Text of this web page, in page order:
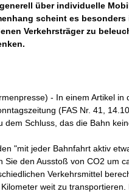
über individuelle
scheint es
Verkehrsträger zu
- In einem Artikel in
(FAS Nr. 41,
Schluss, das die Bahn
"mit jeder Bahnfahrt aktiv
den Ausstoß von CO2 um
Verkehrsmittel
weit zu